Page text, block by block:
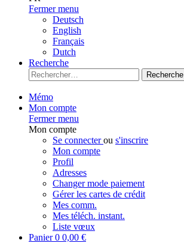
Fermer menu
Deutsch
English
Français
Dutch
Recherche
Recherche
Mémo
Mon compte
Fermer menu
Mon compte
Se connecterou s'inscrire
Mon compte
Profil
Adresses
Changer mode paiement
Gérer les cartes de crédit
Mes comm.
Mes téléch. instant.
Liste vœux
Panier0 0,00 €